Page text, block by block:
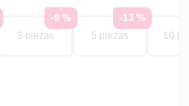
-9 %
3 piezas
-13 %
5 piezas
10